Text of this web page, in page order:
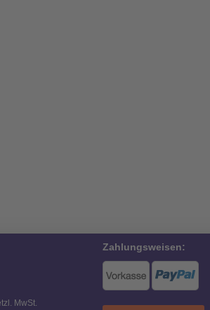
MwSt.
Zahlungsweisen: